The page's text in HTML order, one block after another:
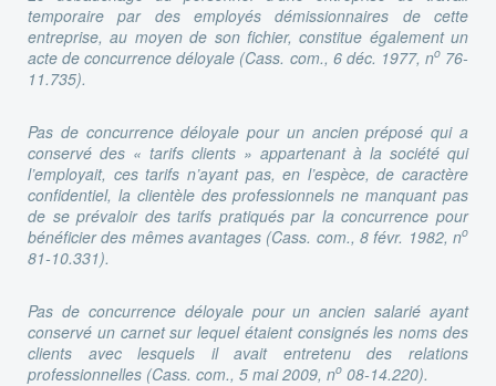
temporaire par des employés démissionnaires de cette
entreprise, au moyen de son fichier, constitue également un
acte de concurrence déloyale (Cass. com., 6 déc. 1977, no76-
11.735).
Pas de concurrence déloyale pour un ancien préposé qui a
conservé des « tarifs clients » appartenant à la société qui
l’employait, ces tarifs n’ayant pas, en l’espèce, de caractère
confidentiel, la clientèle des professionnels ne manquant pas
de se prévaloir des tarifs pratiqués par la concurrence pour
bénéficier des mêmes avantages (Cass. com., 8 févr. 1982, no
81-10.331).
Pas de concurrence déloyale pour un ancien salarié ayant
conservé un carnet sur lequel étaient consignés les noms des
clients avec lesquels il avait entretenu des relations
professionnelles (Cass. com., 5 mai 2009, no 08-14.220).